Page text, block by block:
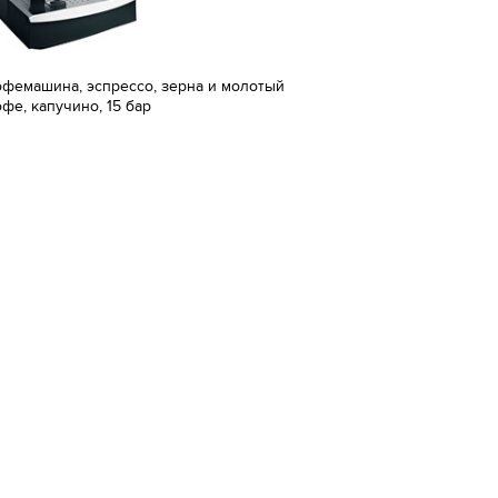
эспрессо, зерна и молотый
капучино, 15 бар